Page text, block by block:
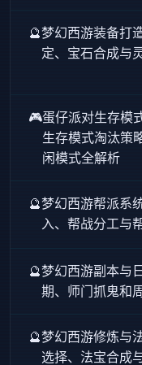
🔮梦幻西游装备打
定、宝石合成与
🎮蛋仔派对生存模
生存模式淘汰策
闲模式全解析
🔮梦幻西游帮派系
入、帮战分工与
🔮梦幻西游副本与
期、师门抓鬼和
🔮梦幻西游修炼与
选择、法宝合成